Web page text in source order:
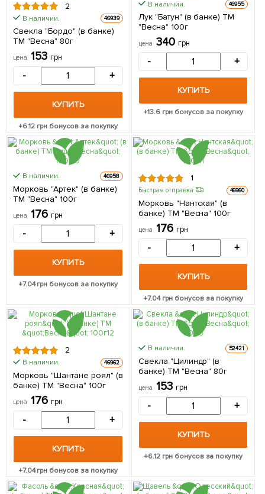
2
В наличии. 46939
Свекла "Бордо" (в банке)
ТМ "Весна" 80г
цена 153 грн
- +
КУПИТЬ
+6.12 грн бонусов за покупку
В наличии. 46955
Лук "Батун" (в банке) ТМ
"Весна" 100г
цена 340 грн
- +
КУПИТЬ
+13.6 грн бонусов за покупку
В наличии. 46958
Морковь "Артек" (в банке)
ТМ "Весна" 100г
цена 176 грн
- +
КУПИТЬ
+7.04грн бонусов за покупку
1
Быстрая отправка 46960
Морковь "Нантская" (в
банке) ТМ "Весна" 100г
цена 176 грн
- +
КУПИТЬ
+7.04грн бонусов за покупку
2
В наличии. 46962
Морковь "Шантане роял" (в
банке) ТМ "Весна" 100г
цена 176 грн
- +
КУПИТЬ
+7.04грн бонусов за покупку
В наличии. 52421
Свекла "Цилиндр" (в
банке) ТМ "Весна" 80г
цена 153 грн
- +
КУПИТЬ
+6.12грн бонусов за покупку